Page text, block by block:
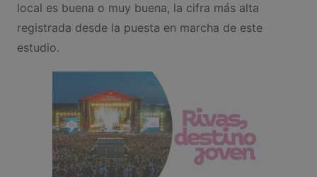
local es buena o muy buena, la cifra más alta
registrada desde la puesta en marcha de este
estudio.